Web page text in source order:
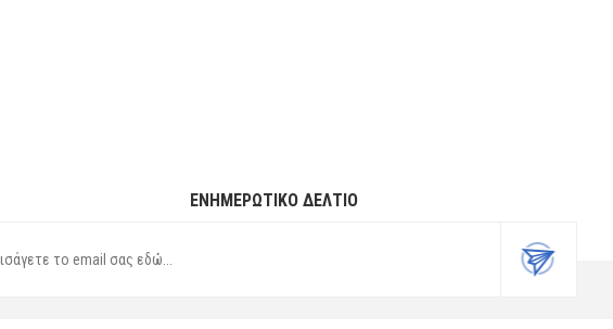
ΕΝΗΜΕΡΩΤΙΚΌ ΔΕΛΤΊΟ